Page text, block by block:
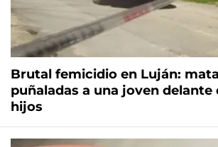
Brutal femicidio en Luján:
puñaladas a una joven delante
hijos